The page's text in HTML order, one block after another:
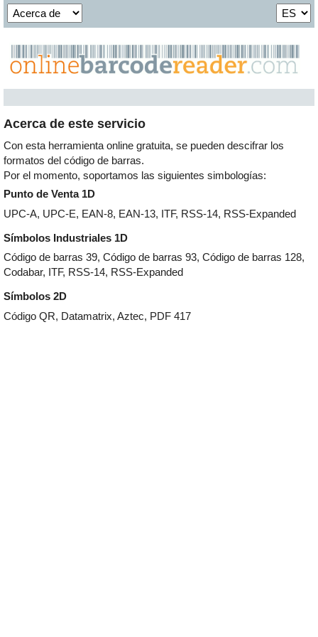
Acerca de este servicio
Con esta herramienta online gratuita, se pueden descifrar los
formatos del código de barras.
Por el momento, soportamos las siguientes simbologías:
Punto de Venta 1D
UPC-A, UPC-E, EAN-8, EAN-13, ITF, RSS-14, RSS-Expanded
Símbolos Industriales 1D
Código de barras 39, Código de barras 93, Código de barras 128,
Codabar, ITF, RSS-14, RSS-Expanded
Símbolos 2D
Código QR, Datamatrix, Aztec, PDF 417